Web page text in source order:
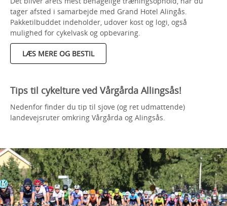
tager afsted i samarbejde med Grand Hotel Alingås.
Pakketilbuddet indeholder, udover kost og logi, også
mulighed for cykelvask og opbevaring.
LÆS MERE OG BESTIL
Tips til cykelture ved Vårgårda Allingsås!
Nedenfor finder du tip til sjove (og ret udmattende)
landevejsruter omkring Vårgårda og Alingsås.